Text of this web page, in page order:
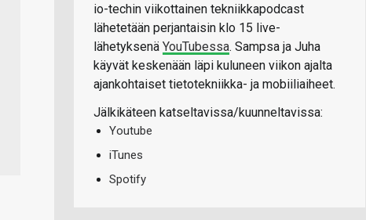
io-techin viikottainen tekniikkapodcast
lähetetään perjantaisin klo 15 live-
lähetyksenä YouTubessa. Sampsa ja Juha
käyvät keskenään läpi kuluneen viikon ajalta
ajankohtaiset tietotekniikka- ja mobiiliaiheet.
Jälkikäteen katseltavissa/kuunneltavissa:
Youtube
iTunes
Spotify